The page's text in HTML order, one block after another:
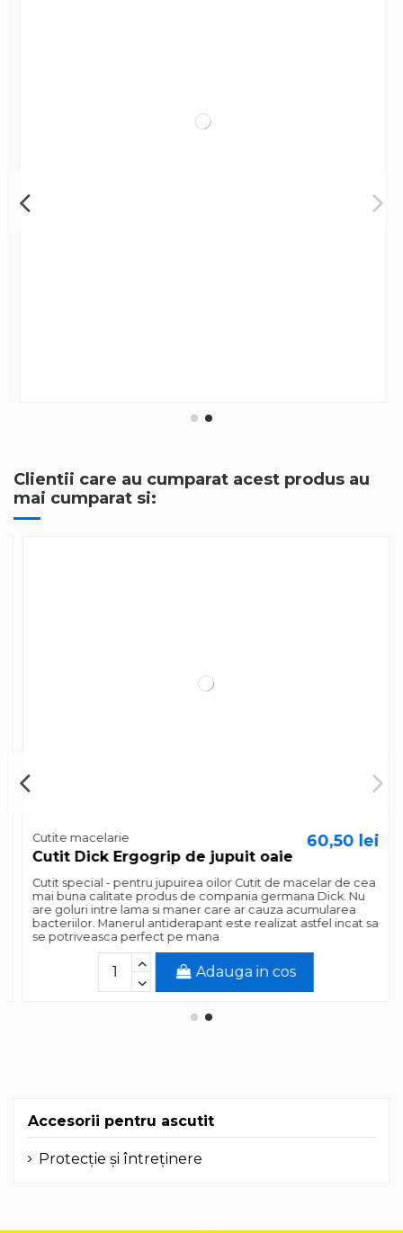
Clientii care au cumparat acest produs au
mai cumparat si:
Cutite macelarie
Cutit Dick Ergogrip de jupuit oaie
60,50 lei
Cutit special - pentru jupuirea oilor Cutit de macelar de cea
mai buna calitate produs de compania germana Dick. Nu
are goluri intre lama si maner care ar cauza acumularea
bacteriilor. Manerul antiderapant este realizat astfel incat sa
se potriveasca perfect pe mana
Adauga in cos
Accesorii pentru ascutit
Protecție și întreținere